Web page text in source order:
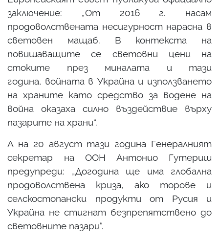
заключение: „От 2016 г. насам
продоволствената несигурност нарасна в
световен мащаб. В контекста на
повишаващите се световни цени на
стоките през миналата и тази
година, войната в Украйна и използването
на храните като средство за водене на
война оказаха силно въздействие върху
пазарите на храни“.
А на 20 август тази година Генералният
секретар на ООН Антонио Гутериш
предупреди: „Догодина ще има глобална
продоволствена криза, ако торове и
селскостопански продукти от Русия и
Украйна не стигнат безпрепятствено до
световните пазари“.